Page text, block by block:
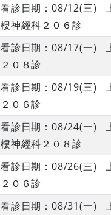
看診日期：08/12(三)
樓神經科２０６診
看診日期：08/17(一)
２０８診
看診日期：08/19(三)
２０６診
看診日期：08/24(一)
樓神經科２０８診
看診日期：08/26(三)
２０６診
看診日期：08/31(一)